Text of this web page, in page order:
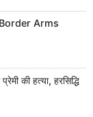
Arms
की हत्या, हरसिद्धि